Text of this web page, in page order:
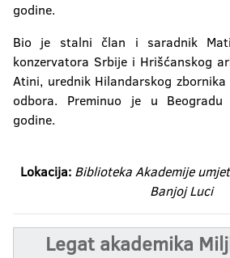
godine.
Bio je stalni član i saradnik
konzervatora Srbije i Hrišćanskog
Atini, urednik Hilandarskog
odbora. Preminuo je u
godine.
Lokacija: Biblioteka Akademije
Banjoj Luci
Legat akademika